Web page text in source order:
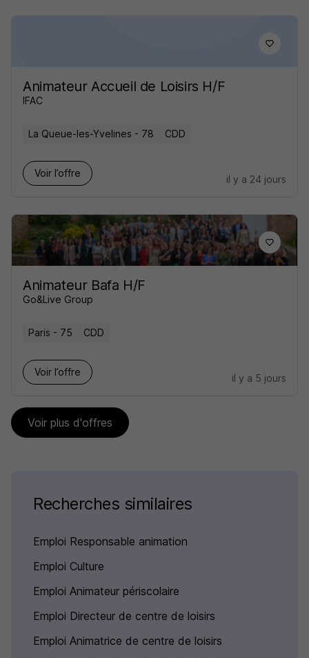
Animateur Accueil de Loisirs H/F
IFAC
La Queue-les-Yvelines - 78 CDD
Voir l’offre
il y a 24 jours
Animateur Bafa H/F
Go&Live Group
Paris - 75 CDD
Voir l’offre
il y a 5 jours
Voir plus d'offres
Recherches similaires
Emploi Responsable animation
Emploi Culture
Emploi Animateur périscolaire
Emploi Directeur de centre de loisirs
Emploi Animatrice de centre de loisirs